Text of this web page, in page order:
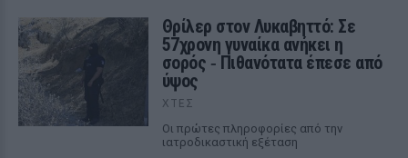
Θρίλερ στον Λυκαβηττό: Σε
57χρονη γυναίκα ανήκει η
σορός ‑ Πιθανότατα έπεσε από
ύψος
ΧΤΕΣ
Οι πρώτες πληροφορίες από την
ιατροδικαστική εξέταση